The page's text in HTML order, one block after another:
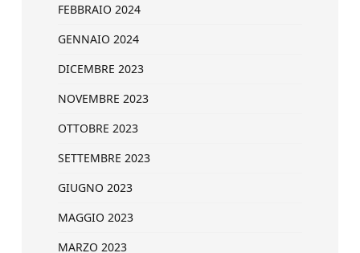
FEBBRAIO 2024
GENNAIO 2024
DICEMBRE 2023
NOVEMBRE 2023
OTTOBRE 2023
SETTEMBRE 2023
GIUGNO 2023
MAGGIO 2023
MARZO 2023